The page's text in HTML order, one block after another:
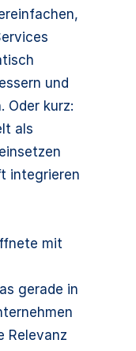
und
Oder kurz:
als
integrieren
mit
gerade in
Relevanz